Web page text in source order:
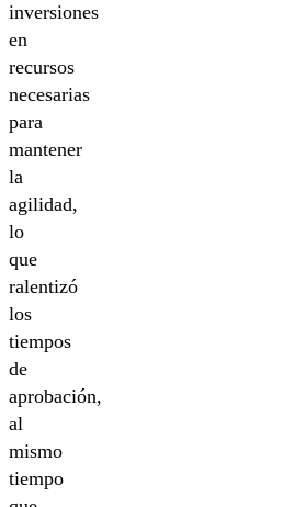
inversiones
en
recursos
necesarias
para
mantener
la
agilidad,
lo
que
ralentizó
los
tiempos
de
aprobación,
al
mismo
tiempo